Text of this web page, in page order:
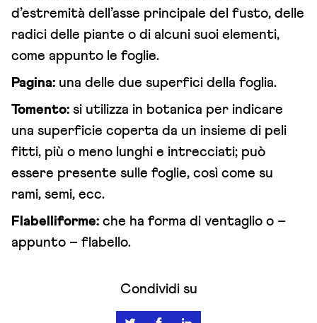
d’estremità dell’asse principale del fusto, delle
radici delle piante o di alcuni suoi elementi,
come appunto le foglie.
Pagina: una delle due superfici della foglia.
Tomento: si utilizza in botanica per indicare
una superficie coperta da un insieme di peli
fitti, più o meno lunghi e intrecciati; può
essere presente sulle foglie, così come su
rami, semi, ecc.
Flabelliforme: che ha forma di ventaglio o –
appunto – flabello.
Condividi su